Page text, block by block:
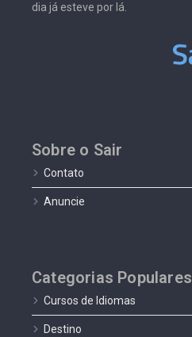
dia já esteve por lá.
Sobre o Sair
Contato
Anuncie
Categorias Populares
Cursos de Idiomas
Destino